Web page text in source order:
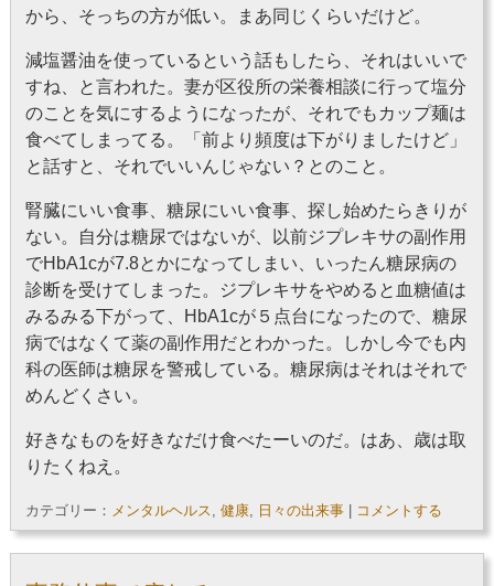
から、そっちの方が低い。まあ同じくらいだけど。
減塩醤油を使っているという話もしたら、それはいいで
すね、と言われた。妻が区役所の栄養相談に行って塩分
のことを気にするようになったが、それでもカップ麺は
食べてしまってる。「前より頻度は下がりましたけど」
と話すと、それでいいんじゃない？とのこと。
腎臓にいい食事、糖尿にいい食事、探し始めたらきりが
ない。自分は糖尿ではないが、以前ジプレキサの副作用
でHbA1cが7.8とかになってしまい、いったん糖尿病の
診断を受けてしまった。ジプレキサをやめると血糖値は
みるみる下がって、HbA1cが５点台になったので、糖尿
病ではなくて薬の副作用だとわかった。しかし今でも内
科の医師は糖尿を警戒している。糖尿病はそれはそれで
めんどくさい。
好きなものを好きなだけ食べたーいのだ。はあ、歳は取
りたくねえ。
カテゴリー： メンタルヘルス, 健康, 日々の出来事 コメントする